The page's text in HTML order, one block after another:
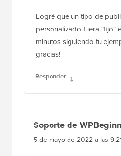
Logré que un tipo de
personalizado fuera "fijo"
minutos siguiendo tu
gracias!
Responder
Soporte de
5 de mayo de 2022 a las